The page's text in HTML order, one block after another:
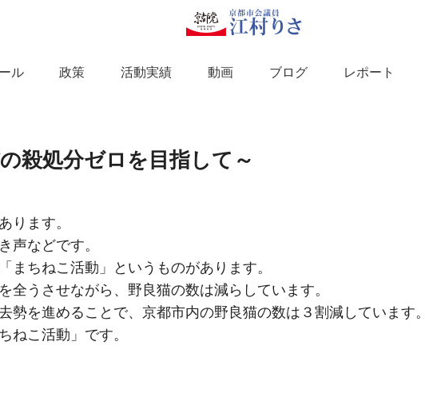
ル 政策 活動実績 動画 ブログ レポート
殺処分ゼロを目指して～
ります。
声などです。
まちねこ活動」というものがあります。
全うさせながら、野良猫の数は減らしています。
勢を進めることで、京都市内の野良猫の数は３割減しています。
ねこ活動」です。